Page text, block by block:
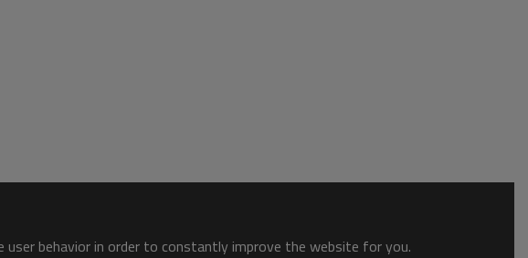
behavior in order to constantly improve the website for you.